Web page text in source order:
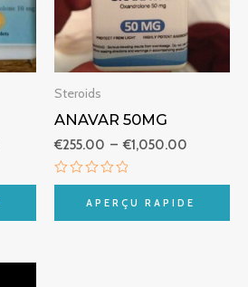
Steroids
ANAVAR 50MG
€255.00 – €1,050.00
Note
5
APERÇU RAPIDE